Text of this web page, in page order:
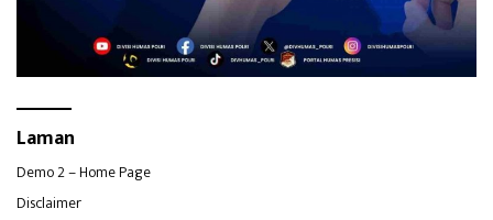
Laman
Demo 2 – Home Page
Disclaimer